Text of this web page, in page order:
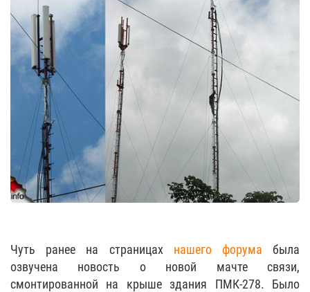
Чуть ранее на страницах нашего форума была
озвучена новость о новой мачте связи,
смонтированной на крыше здания ПМК-278. Было